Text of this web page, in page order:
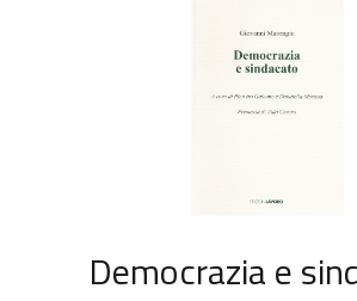
Democrazia e